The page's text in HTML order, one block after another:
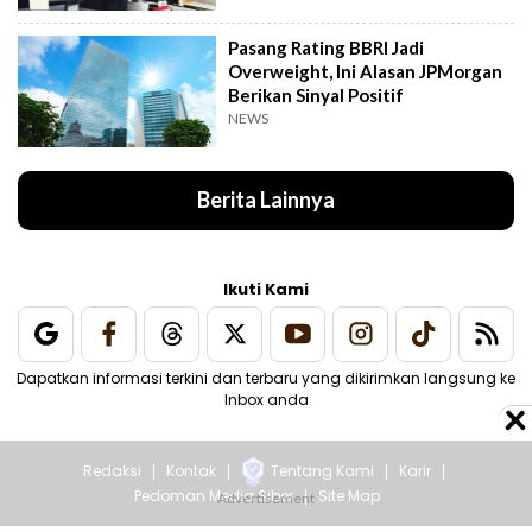
Pasang Rating BBRI Jadi
Overweight, Ini Alasan JPMorgan
Berikan Sinyal Positif
NEWS
Berita Lainnya
Ikuti Kami
Dapatkan informasi terkini dan terbaru yang dikirimkan langsung ke
Inbox anda
Redaksi Kontak Tentang Kami
Karir
Pedoman Media Siber
Site Map